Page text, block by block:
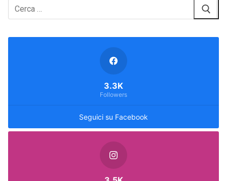
Cerca:
Seguici su Facebook
3.3K
Followers